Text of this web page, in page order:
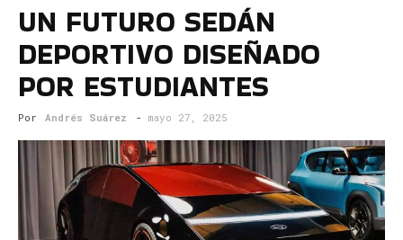
UN FUTURO SEDÁN
DEPORTIVO DISEÑADO
POR ESTUDIANTES
Por Andrés Suárez - mayo 27, 2025